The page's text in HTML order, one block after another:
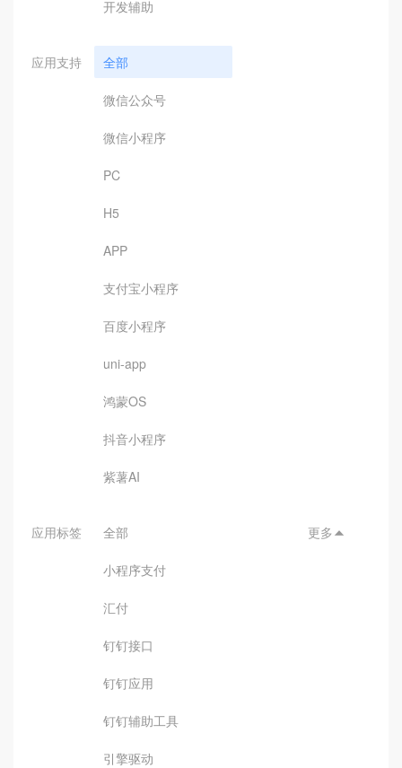
开发辅助
应用支持 全部
微信公众号
微信小程序
PC
H5
APP
支付宝小程序
百度小程序
uni-app
鸿蒙OS
抖音小程序
紫薯AI
应用标签 全部
小程序支付
汇付
钉钉接口
钉钉应用
钉钉辅助工具
引擎驱动
更多 